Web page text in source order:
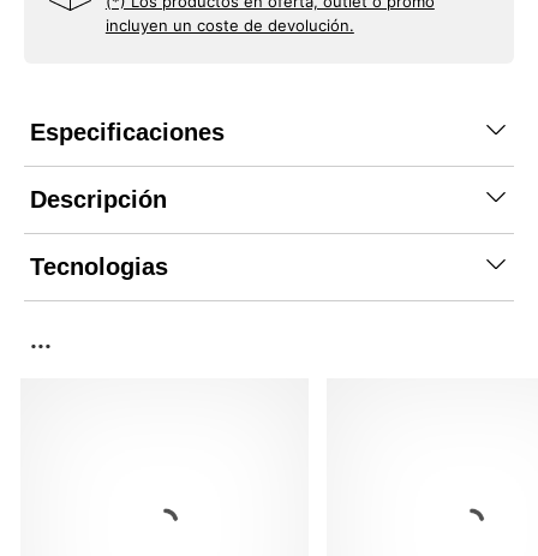
incluyen un coste de devolución.
Especificaciones
Descripción
Tecnologias
...